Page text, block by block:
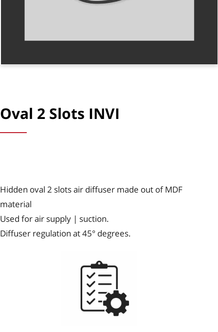
Oval 2 Slots INVI
Hidden oval 2 slots air diffuser made out of MDF
material
Used for air supply | suction.
Diffuser regulation at 45° degrees.